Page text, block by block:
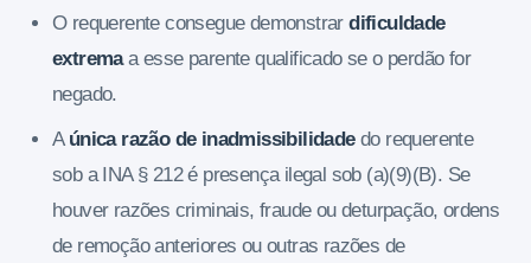
O requerente consegue demonstrardificuldade
extremaa esse parente qualificado se o perdão for
negado.
A única razão de inadmissibilidadedo requerente
sob a INA § 212 é presença ilegal sob (a)(9)(B). Se
houver razões criminais, fraude ou deturpação, ordens
de remoção anteriores ou outras razões de